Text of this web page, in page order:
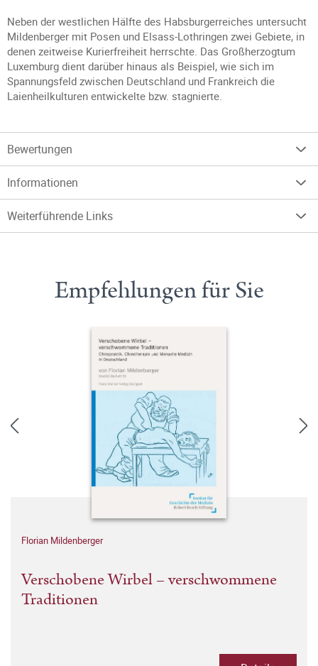
Neben der westlichen Hälfte des Habsburgerreiches untersucht
Mildenberger mit Posen und Elsass-Lothringen zwei Gebiete, in
denen zeitweise Kurierfreiheit herrschte. Das Großherzogtum
Luxemburg dient darüber hinaus als Beispiel, wie sich im
Spannungsfeld zwischen Deutschland und Frankreich die
Laienheilkulturen entwickelte bzw. stagnierte.
Bewertungen
Informationen
Weiterführende Links
Empfehlungen für Sie
Florian Mildenberger
Verschobene Wirbel – verschwommene
Traditionen